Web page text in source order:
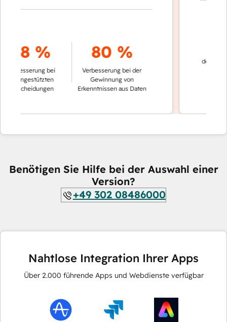
%
bei
80 %
Verbesserung bei der
Gewinnung von
Erkenntnissen aus Daten
der
Benötigen Sie Hilfe bei der Auswahl einer
Version?
+49 302 08486000
Nahtlose Integration Ihrer Apps
Über 2.000 führende Apps und Webdienste verfügbar